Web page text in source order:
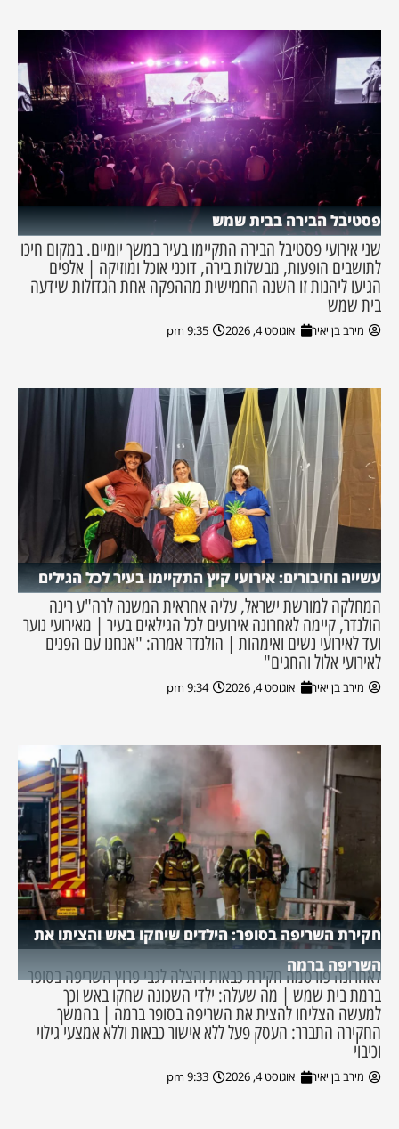
פסטיבל הבירה בבית שמש
שני אירועי פסטיבל הבירה התקיימו בעיר במשך יומיים. במקום חיכו
לתושבים הופעות, מבשלות בירה, דוכני אוכל ומוזיקה | אלפים
הגיעו ליהנות זו השנה החמישית מההפקה אחת הגדולות שידעה
בית שמש
מירב בן יאיר אוגוסט 4, 2026 9:35 pm
עשייה וחיבורים: אירועי קיץ התקיימו בעיר לכל הגילים
המחלקה למורשת ישראל, עליה אחראית המשנה לרה"ע רינה
הולנדר, קיימה לאחרונה אירועים לכל הגילאים בעיר | מאירועי נוער
ועד לאירועי נשים ואימהות | הולנדר אמרה: "אנחנו עם הפנים
לאירועי אלול והחגים"
מירב בן יאיר אוגוסט 4, 2026 9:34 pm
חקירת השריפה בסופר: הילדים שיחקו באש והציתו את
השריפה ברמה
לאחרונה פורסמה חקירת כבאות והצלה לגבי פרוץ השריפה בסופר
ברמת בית שמש | מה שעלה: ילדי השכונה שחקו באש וכך
למעשה הצליחו להצית את השריפה בסופר ברמה | בהמשך
החקירה התברר: העסק פעל ללא אישור כבאות וללא אמצעי גילוי
וכיבוי
מירב בן יאיר אוגוסט 4, 2026 9:33 pm